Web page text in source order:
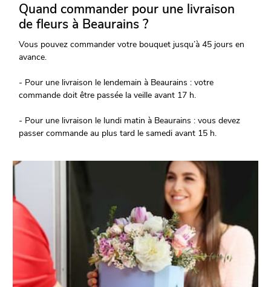
Quand commander pour une livraison
de fleurs à Beaurains ?
Vous pouvez commander votre bouquet jusqu’à 45 jours en
avance.
- Pour une livraison le lendemain à Beaurains : votre
commande doit être passée la veille avant 17 h.
- Pour une livraison le lundi matin à Beaurains : vous devez
passer commande au plus tard le samedi avant 15 h.